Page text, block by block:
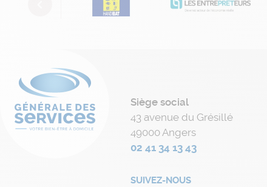
Siège social
43 avenue du Grésillé
49000 Angers
02 41 34 13 43
SUIVEZ-NOUS